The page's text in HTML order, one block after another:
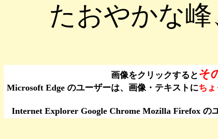
たおやかな
画像をクリックすると そ
Microsoft Edge のユーザーは、画像・テキストにち
Internet Explorer Google Chrome Mozilla Firefox の